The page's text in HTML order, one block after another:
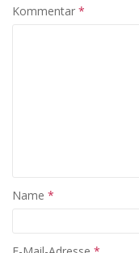
Kommentar *
Name *